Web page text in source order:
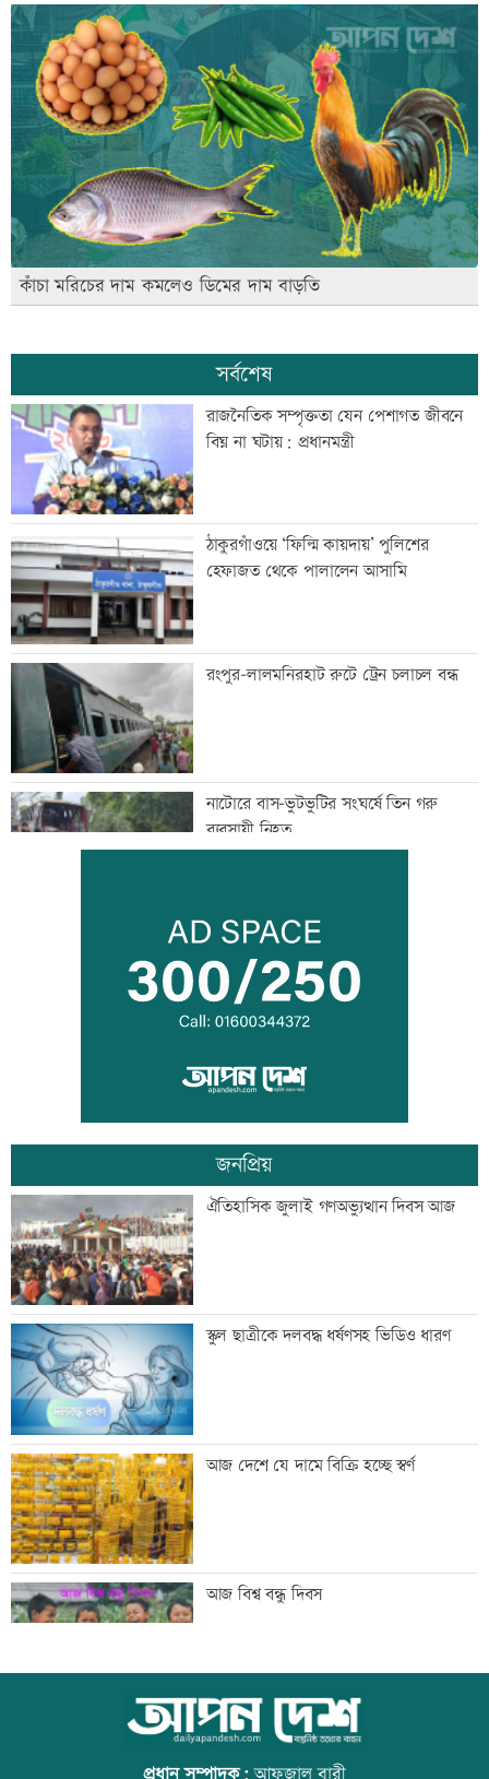
কাঁচা মরিচের দাম কমলেও ডিমের দাম বাড়তি
সর্বশেষ
রাজনৈতিক সম্পৃক্ততা যেন পেশাগত জীবনে
বিঘ্ন না ঘটায়: প্রধানমন্ত্রী
ঠাকুরগাঁওয়ে ‘ফিল্মি কায়দায়’ পুলিশের
হেফাজত থেকে পালালেন আসামি
রংপুর-লালমনিরহাট রুটে ট্রেন চলাচল বন্ধ
নাটোরে বাস-ভুটভুটির সংঘর্ষে তিন গরু
ব্যবসায়ী নিহত
ইরান যুদ্ধ থেকে সম্মানজনকভাবে সরে আসা
উচিত: মার্কিন জেনারেল
অস্ট্রেলিয়ায় পরীক্ষার আগেই ফেল শান্তরা
চাঁদপুরে নারীর পেট থেকে ৪ কেজি ৮০০
গ্রামের টিউমার অপসারণ
একদিনের ব্যবধানে বাড়ল স্বর্ণের দাম, ভরি
কত
নারী সহকর্মীর ঘর থেকে বস্ত্রহীন অবস্থায়
যুবদল নেতা আটক
ড্যাবের প্রতিষ্ঠাবার্ষিকীতে প্রধানমন্ত্রী
ট্রাম্পের বিলাসী ’বলরুম প্রকল্প’ আটকে
দিলেন আদালত
জনপ্রিয়
ঐতিহাসিক জুলাই গণঅভ্যুত্থান দিবস আজ
স্কুল ছাত্রীকে দলবদ্ধ ধর্ষণসহ ভিডিও ধারণ
আজ দেশে যে দামে বিক্রি হচ্ছে স্বর্ণ
আজ বিশ্ব বন্ধু দিবস
উত্থান-পতনের বাজারে আজ স্বর্ণের ভরি কত